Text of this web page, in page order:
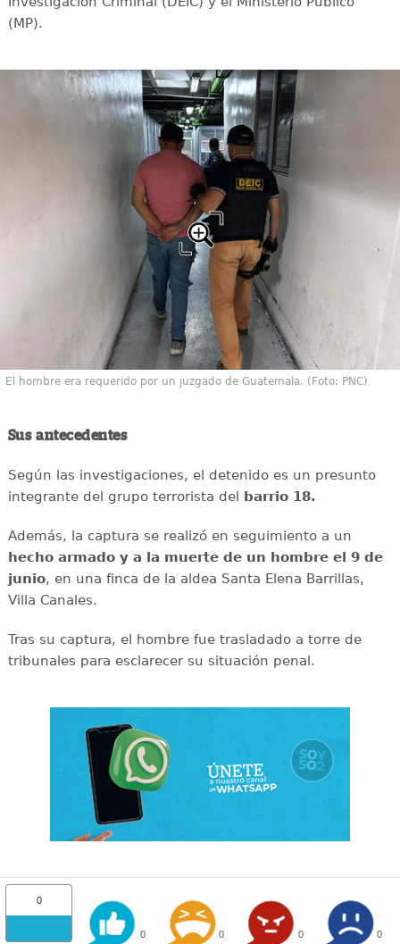
(MP).
El hombre era requerido por un juzgado de Guatemala. (Foto: PNC)
Sus antecedentes
Según las investigaciones, el detenido es un presunto
integrante del grupo terrorista del barrio 18.
Además, la captura se realizó en seguimiento a un
hecho armado y a la muerte de un hombre el 9 de
junio, en una finca de la aldea Santa Elena Barrillas,
Villa Canales.
Tras su captura, el hombre fue trasladado a torre de
tribunales para esclarecer su situación penal.
0
0 0 0 0